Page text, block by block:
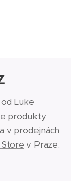
Luke
produkty
a v prodejnách
v Praze.